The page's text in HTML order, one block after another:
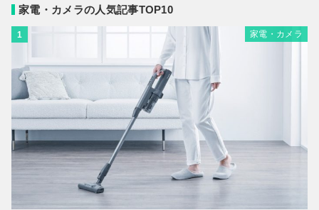
家電・カメラの人気記事TOP10
1 家電・カメラ